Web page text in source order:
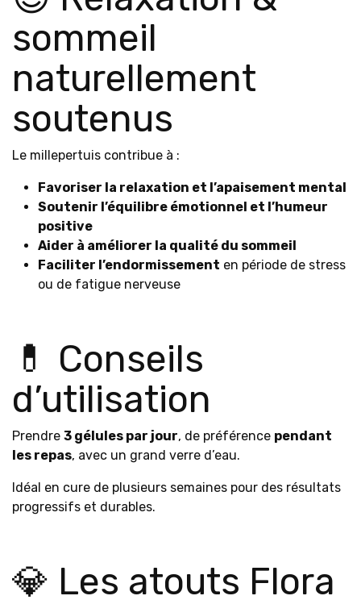
sommeil
naturellement
soutenus
Le millepertuis contribue à :
Favoriser la relaxation et l’apaisement mental
Soutenir l’équilibre émotionnel et l’humeur
positive
Aider à améliorer la qualité du sommeil
Faciliter l’endormissement en période de stress
ou de fatigue nerveuse
💊 Conseils
d’utilisation
Prendre 3 gélules par jour, de préférence pendant
les repas, avec un grand verre d’eau.
Idéal en cure de plusieurs semaines pour des résultats
progressifs et durables.
💎 Les atouts Flora